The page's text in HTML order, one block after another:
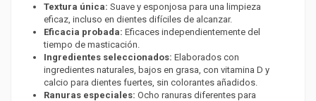
Textura única: Suave y esponjosa para una limpieza
eficaz, incluso en dientes difíciles de alcanzar.
Eficacia probada: Eficaces independientemente del
tiempo de masticación.
Ingredientes seleccionados: Elaborados con
ingredientes naturales, bajos en grasa, con vitamina D y
calcio para dientes fuertes, sin colorantes añadidos.
Ranuras especiales: Ocho ranuras diferentes para